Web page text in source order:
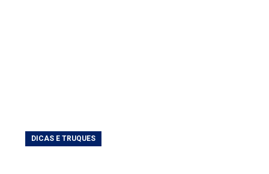
DICAS E TRUQUES